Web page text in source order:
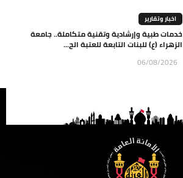
اخبار وتقارير
خدمات طبية وإرشادية وتقنية متكاملة.. جامعة
الزهراء (ع) للبنات التابعة للعتبة الح...
06/08/2026